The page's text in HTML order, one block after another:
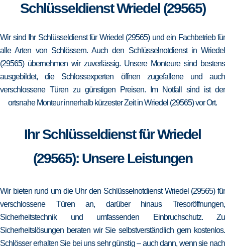
Schlüsseldienst Wriedel (29565)
Wir sind Ihr Schlüsseldienst für Wriedel (29565) und ein Fachbetrieb für
alle Arten von Schlössern. Auch den Schlüsselnotdienst in Wriedel
(29565) übernehmen wir zuverlässig. Unsere Monteure sind bestens
ausgebildet, die Schlossexperten öffnen zugefallene und auch
verschlossene Türen zu günstigen Preisen. Im Notfall sind ist der
ortsnahe Monteur innerhalb kürzester Zeit in Wriedel (29565) vor Ort.
Ihr Schlüsseldienst für Wriedel
(29565): Unsere Leistungen
Wir bieten rund um die Uhr den Schlüsselnotdienst Wriedel (29565) für
verschlossene Türen an, darüber hinaus Tresoröffnungen,
Sicherheitstechnik und umfassenden Einbruchschutz. Zu
Sicherheitslösungen beraten wir Sie selbstverständlich gern kostenlos.
Schlösser erhalten Sie bei uns sehr günstig – auch dann, wenn sie nach